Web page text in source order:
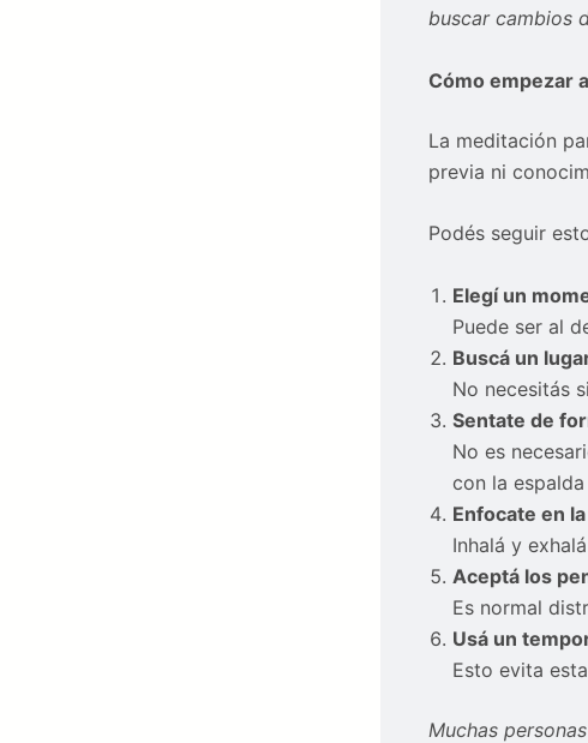
buscar cambios
Cómo empezar
La meditación
previa ni
Podés seguir
Elegí un
Puede ser al
Buscá un
No necesitás
Sentate de
No es
con la
Enfocate en
Inhalá y
Aceptá los
Es normal
Usá un
Esto evita
Muchas